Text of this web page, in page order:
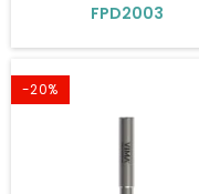
FPD2003
-20%